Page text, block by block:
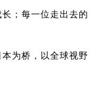
；每一位走出去的
为桥，以全球视野